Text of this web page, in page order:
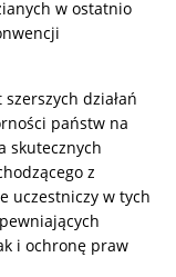
w ostatnio
działań
państw na
skutecznych
z
uczestniczy w tych
i ochronę praw